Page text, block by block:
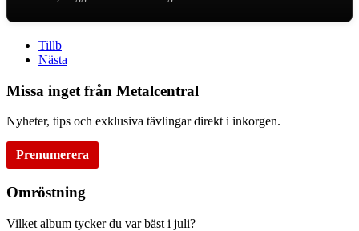
Tillb
Nästa
Missa inget från Metalcentral
Nyheter, tips och exklusiva tävlingar direkt i inkorgen.
Prenumerera
Omröstning
Vilket album tycker du var bäst i juli?